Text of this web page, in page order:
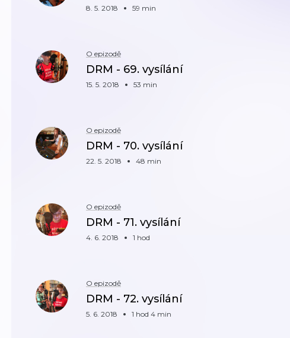
8. 5. 2018 59 min
O epizodě
DRM - 69. vysílání
15. 5. 2018 53 min
O epizodě
DRM - 70. vysílání
22. 5. 2018 48 min
O epizodě
DRM - 71. vysílání
4. 6. 2018 1 hod
O epizodě
DRM - 72. vysílání
5. 6. 2018 1 hod 4 min